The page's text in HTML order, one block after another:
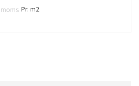
Pr. m2